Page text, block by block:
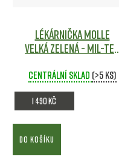
Lékárnička MOLLE
velká Zelená - Mil-tec
Centrální sklad (>5 ks)
1 490 Kč
DO KOŠÍKU